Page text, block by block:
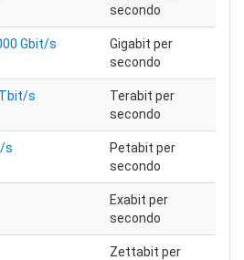
secondo
Gbit/s
Gigabit per
secondo
s
Terabit per
secondo
s
Petabit per
secondo
Exabit per
secondo
Zettabit per